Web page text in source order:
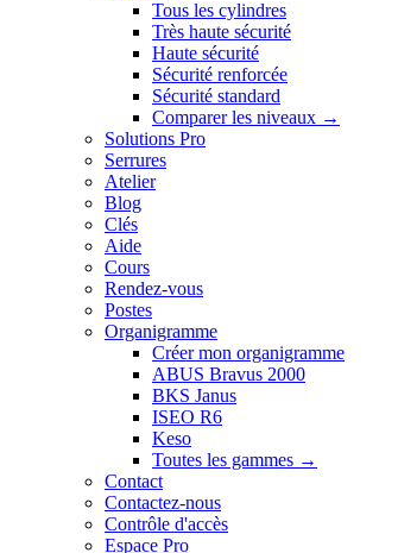
Tous les cylindres
Très haute sécurité
Haute sécurité
Sécurité renforcée
Sécurité standard
Comparer les niveaux →
Solutions Pro
Serrures
Atelier
Blog
Clés
Aide
Cours
Rendez-vous
Postes
Organigramme
Créer mon organigramme
ABUS Bravus 2000
BKS Janus
ISEO R6
Keso
Toutes les gammes →
Contact
Contactez-nous
Contrôle d'accès
Espace Pro